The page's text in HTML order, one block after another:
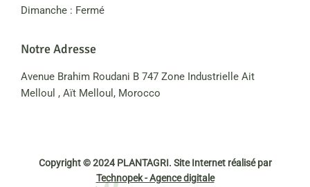
Dimanche : Fermé
Notre Adresse
Avenue Brahim Roudani B 747 Zone Industrielle Ait
Melloul , Aït Melloul, Morocco
Copyright © 2024 PLANTAGRI. Site Internet réalisé par
Technopek - Agence digitale